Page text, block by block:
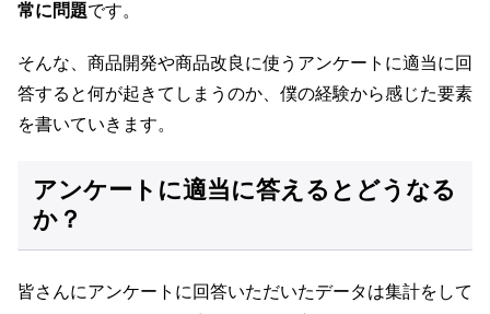
常に問題です。
そんな、商品開発や商品改良に使うアンケートに適当に回
答すると何が起きてしまうのか、僕の経験から感じた要素
を書いていきます。
アンケートに適当に答えるとどうなる
か？
皆さんにアンケートに回答いただいたデータは集計をして